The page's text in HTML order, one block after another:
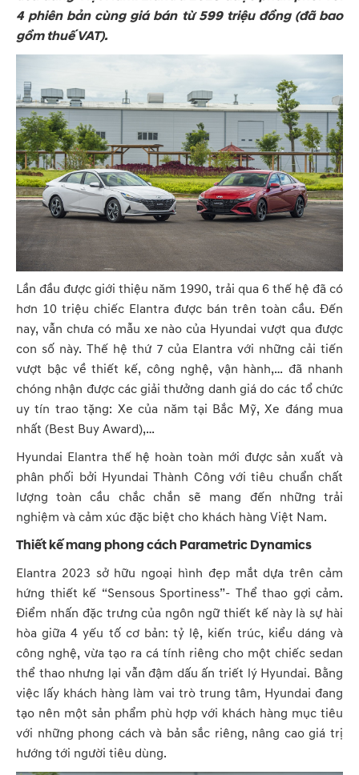
4 phiên bản cùng giá bán từ 599 triệu đồng (đã bao
gồm thuế VAT).
Lần đầu được giới thiệu năm 1990, trải qua 6 thế hệ đã có
hơn 10 triệu chiếc Elantra được bán trên toàn cầu. Đến
nay, vẫn chưa có mẫu xe nào của Hyundai vượt qua được
con số này. Thế hệ thứ 7 của Elantra với những cải tiến
vượt bậc về thiết kế, công nghệ, vận hành,… đã nhanh
chóng nhận được các giải thưởng danh giá do các tổ chức
uy tín trao tặng: Xe của năm tại Bắc Mỹ, Xe đáng mua
nhất (Best Buy Award),…
Hyundai Elantra thế hệ hoàn toàn mới được sản xuất và
phân phối bởi Hyundai Thành Công với tiêu chuẩn chất
lượng toàn cầu chắc chắn sẽ mang đến những trải
nghiệm và cảm xúc đặc biệt cho khách hàng Việt Nam.
Thiết kế mang phong cách Parametric Dynamics
Elantra 2023 sở hữu ngoại hình đẹp mắt dựa trên cảm
hứng thiết kế “Sensous Sportiness”- Thể thao gợi cảm.
Điểm nhấn đặc trưng của ngôn ngữ thiết kế này là sự hài
hòa giữa 4 yếu tố cơ bản: tỷ lệ, kiến trúc, kiểu dáng và
công nghệ, vừa tạo ra cá tính riêng cho một chiếc sedan
thể thao nhưng lại vẫn đậm dấu ấn triết lý Hyundai. Bằng
việc lấy khách hàng làm vai trò trung tâm, Hyundai đang
tạo nên một sản phẩm phù hợp với khách hàng mục tiêu
với những phong cách và bản sắc riêng, nâng cao giá trị
hướng tới người tiêu dùng.